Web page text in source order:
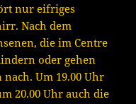
nur eifriges
Nach dem
die im Centre
oder gehen
Um 19.00 Uhr
20.00 Uhr auch die